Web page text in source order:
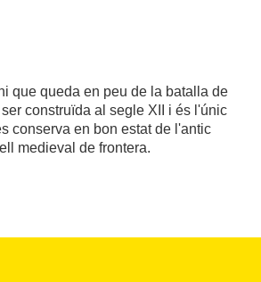
que queda en peu de la batalla de
construïda al segle XII i és l'únic
conserva en bon estat de l'antic
medieval de frontera.